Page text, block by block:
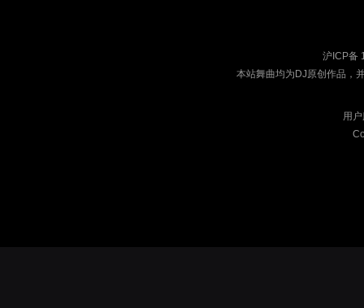
沪ICP备
本站舞曲均为DJ原创作品，
用